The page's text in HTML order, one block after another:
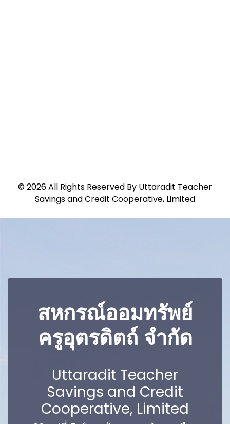
©2026All Rights Reserved By Uttaradit Teacher
Savings and Credit Cooperative, Limited
สหกรณ์ออมทรัพย์
ครูอุตรดิตถ์ จำกัด
Uttaradit Teacher
Savings and Credit
Cooperative, Limited